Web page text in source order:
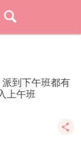
到下午班都有
上午班